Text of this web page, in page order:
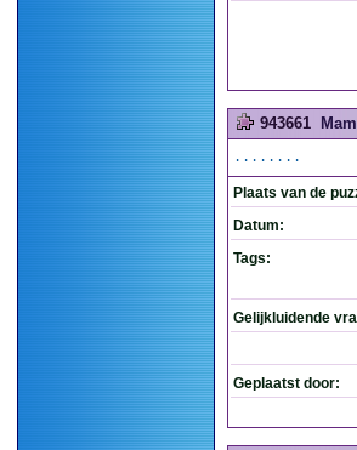
943661
........
Plaats van de
Datum:
Tags:
Gelijkluidende
Geplaatst door: